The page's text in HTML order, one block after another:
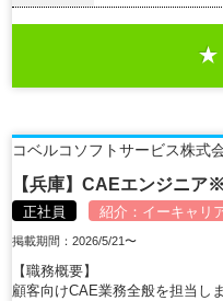
コベルコソフトサービス株式
【兵庫】CAEエンジニ
正社員 紹介： イーキャリ
掲載期間：2026/5/21〜
【職務概要】
顧客向けCAE業務全般を担当しま